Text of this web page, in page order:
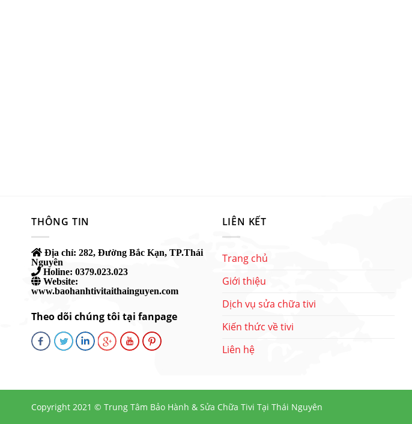
THÔNG TIN
Địa chỉ: 282, Đường Bắc Kạn, TP.Thái
Nguyên
Holine: 0379.023.023
Website:
www.baohanhtivitaithainguyen.com
Theo dõi chúng tôi tại fanpage
LIÊN KẾT
Trang chủ
Giới thiệu
Dịch vụ sửa chữa tivi
Kiến thức về tivi
Liên hệ
Copyright 2021 © Trung Tâm Bảo Hành & Sửa Chữa Tivi Tại Thái Nguyên